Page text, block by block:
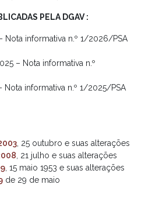
PELA DGAV :
informativa n.º 1/2026/PSA
– Nota informativa n.º
Nota informativa n.º 1/2025/PSA
, 25 outubro e suas alterações
, 21 julho e suas alterações
, 15 maio 1953 e suas alterações
de 29 de maio